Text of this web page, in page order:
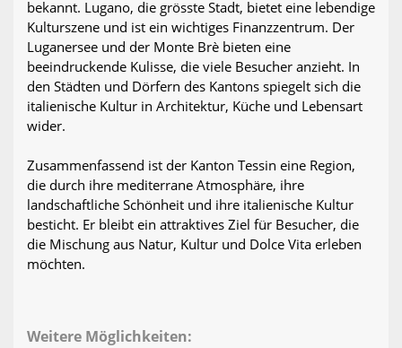
bekannt. Lugano, die grösste Stadt, bietet eine lebendige
Kulturszene und ist ein wichtiges Finanzzentrum. Der
Luganersee und der Monte Brè bieten eine
beeindruckende Kulisse, die viele Besucher anzieht. In
den Städten und Dörfern des Kantons spiegelt sich die
italienische Kultur in Architektur, Küche und Lebensart
wider.
Zusammenfassend ist der Kanton Tessin eine Region,
die durch ihre mediterrane Atmosphäre, ihre
landschaftliche Schönheit und ihre italienische Kultur
besticht. Er bleibt ein attraktives Ziel für Besucher, die
die Mischung aus Natur, Kultur und Dolce Vita erleben
möchten.
Weitere Möglichkeiten: